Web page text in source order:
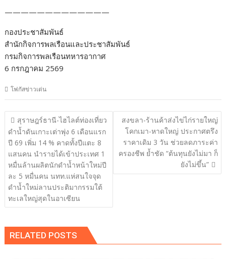
—————————————
กองประชาสัมพันธ์
สำนักกิจการพลเรือนและประชาสัมพันธ์
กรมกิจการพลเรือนทหารอากาศ
6 กรกฎาคม 2569
โฟกัสข่าวเด่น
แนะแนว
เรื่อง
สุราษฎร์ธานี-ไฮไลต์ท่องเที่ยว
ดำน้ำดันเกาะเต่าพุ่ง 6 เดือนแรก
ปี 69 เพิ่ม 14 % คาดทั้งปีแตะ 8
แสนคน นำรายได้เข้าประเทศ 1
หมื่นล้านผลิตนักดำน้ำหน้าใหม่ปี
ละ 5 หมื่นคน นทท.แห่สนใจจุด
ดำน้ำใหม่ลานประติมากรรมใต้
ทะเลใหญ่สุดในอาเซียน
สงขลา-ร้านค้าส่งไข่ไก่รายใหญ่
โคกเมา-หาดใหญ่ ประกาศตรึง
ราคาเดิม 3 วัน ช่วยลดภาระค่า
ครองชีพ ย้ำชัด “ต้นทุนยังไม่มา ก็
ยังไม่ขึ้น”
RELATED POSTS